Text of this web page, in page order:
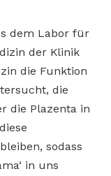
dem Labor für
der Klinik
die Funktion
die
die Plazenta in
sodass
in uns